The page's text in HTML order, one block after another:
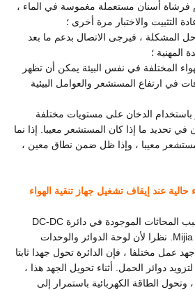
فرشاة أسنان مستعملة مغموسة في الماء ،
التثبيت والاختبار مرة أخرى ؛
حل المشكلة ، فيرجى الاتصال بدعم ما بعد
المهنية ؛
المختلفة في نفس البيئة يمكن أن تظهر
في ارتفاع المستشعر والعوامل البيئية
باستخدام الدخان على مستويات مختلفة
تحديد ما إذا كان المستشعر معيبا. إذا نما
معيبا ، وإذا ظل ضمن نطاق معين ،
عند إيقاف تشغيل جهاز تنقية الهواء
ج: تحدث هذه الضوضاء بسبب المحاثات الموجودة في دائرة DC-DC
لجهاز تنقية الهواء الذكي Mijia 6. نظرا لأن لوحة الدوائر والوحدات
عمل مختلفا ، فإن الدائرة تحول جهدا ثابتا
دوائر الحمل. أثناء تحويل الجهد هذا ،
وتحول الطاقة الكهربائية باستمرار إلى